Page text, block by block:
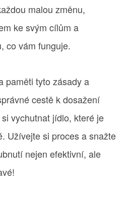
malou změnu,
ke svým cílům a
co vám funguje.
paměti tyto zásady a
cestě k dosažení
vychutnat jídlo, které je
Užívejte si proces a snažte
nejen efektivní, ale